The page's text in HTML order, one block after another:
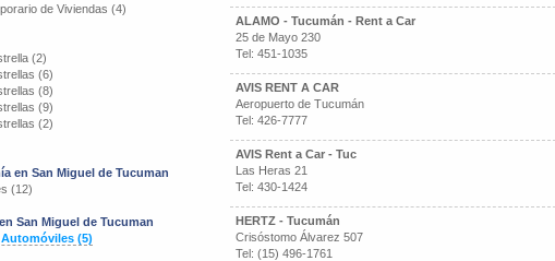
de Viviendas (4)
(2)
(6)
(8)
(9)
(2)
en San Miguel de Tucuman
(12)
San Miguel de Tucuman
(5)
ALAMO - Tucumán - Rent a Car
25 de Mayo 230
Tel: 451-1035
AVIS RENT A CAR
Aeropuerto de Tucumán
Tel: 426-7777
AVIS Rent a Car - Tuc
Las Heras 21
Tel: 430-1424
HERTZ - Tucumán
Crisóstomo Álvarez 507
Tel: (15) 496-1761